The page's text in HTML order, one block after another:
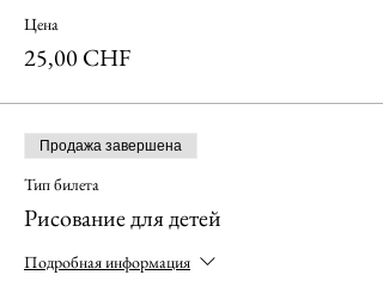
Цена
25,00 CHF
Продажа завершена
Тип билета
Рисование для детей
Подробная информация